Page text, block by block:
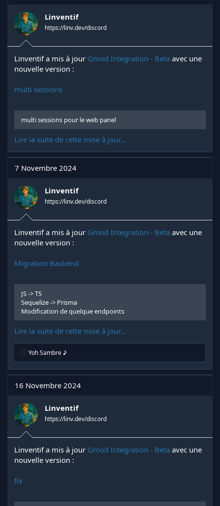
Linventif
https://linv.dev/discord
Linventif a mis à jour Gmod Integration - Beta avec une
nouvelle version :
multi sessions
multi sessions pour le web panel
Lire la suite de cette mise à jour...
7 Novembre 2024
Linventif
https://linv.dev/discord
Linventif a mis à jour Gmod Integration - Beta avec une
nouvelle version :
Migration Backend
JS -> TS
Sequelize -> Prisma
Modification de quelque endpoints
Lire la suite de cette mise à jour...
R
a
c
t
n
s
:
Yoh Sambre ♪
16 Novembre 2024
Linventif
https://linv.dev/discord
Linventif a mis à jour Gmod Integration - Beta avec une
nouvelle version :
fix